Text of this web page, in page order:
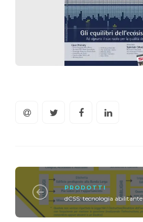
PRODOTTI
dCSS: tecnologia abilitante